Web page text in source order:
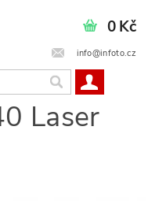
info@infoto.cz
0 Kč
Laser